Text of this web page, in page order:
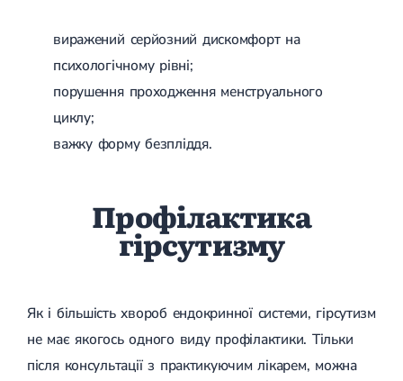
виражений серйозний дискомфорт на
психологічному рівні;
порушення проходження менструального
циклу;
важку форму безпліддя.
Профілактика
гірсутизму
Як і більшість хвороб ендокринної системи, гірсутизм
не має якогось одного виду профілактики. Тільки
після консультації з практикуючим лікарем, можна